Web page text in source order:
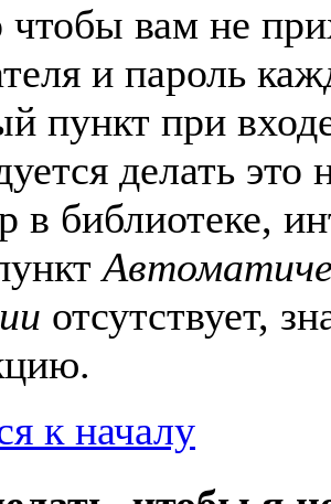
чтобы вам не
и пароль
пункт при
делать
в библиотеке,
отсутствует,
к началу